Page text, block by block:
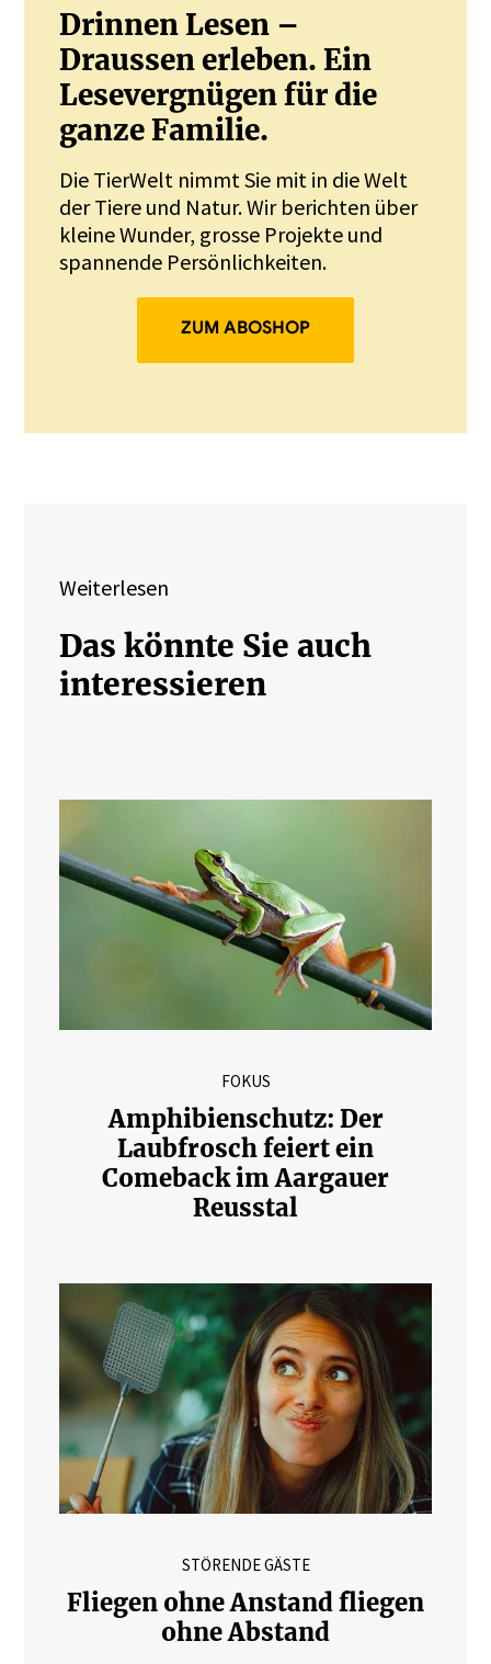
Drinnen Lesen –
Draussen erleben. Ein
Lesevergnügen für die
ganze Familie.
Die TierWelt nimmt Sie mit in die Welt
der Tiere und Natur. Wir berichten über
kleine Wunder, grosse Projekte und
spannende Persönlichkeiten.
ZUM ABOSHOP
Weiterlesen
Das könnte Sie auch
interessieren
FOKUS
Amphibienschutz: Der
Laubfrosch feiert ein
Comeback im Aargauer
Reusstal
STÖRENDE GÄSTE
Fliegen ohne Anstand fliegen
ohne Abstand